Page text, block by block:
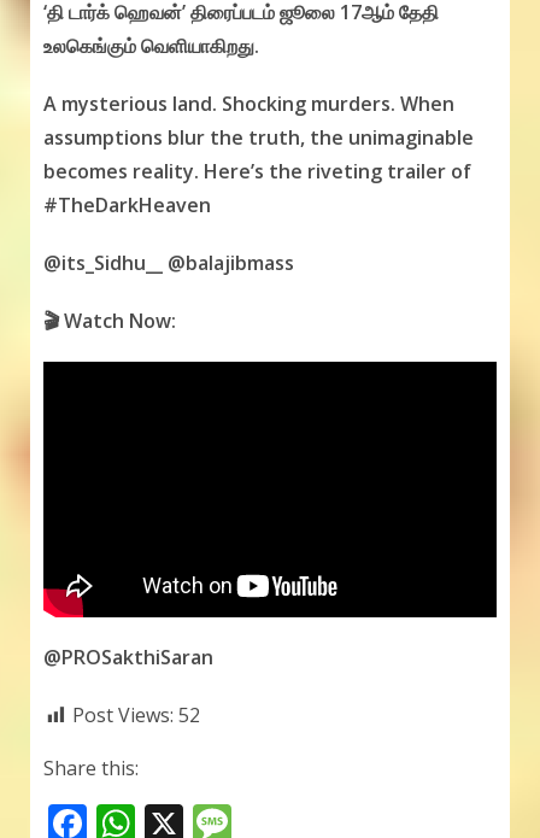
‘தி டார்க் ஹெவன்’ திரைப்படம் ஜூலை 17ஆம் தேதி
உலகெங்கும் வெளியாகிறது.
A mysterious land. Shocking murders. When
assumptions blur the truth, the unimaginable
becomes reality. Here’s the riveting trailer of
#TheDarkHeaven
@its_Sidhu__ @balajibmass
🎬 Watch Now:
@PROSakthiSaran
Post Views: 52
Share this:
F W X M